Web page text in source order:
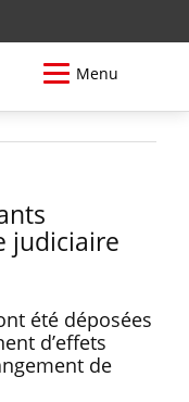
Menu
judiciaire
été déposées
d’effets
de